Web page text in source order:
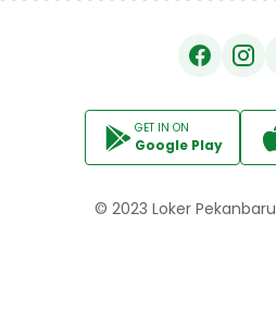
GET IN ON
Google Play
© 2023 Loker Pekanbaru